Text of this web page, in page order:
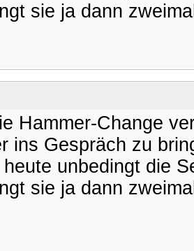
sie ja dann
Hammer-Change
ins Gespräch zu
unbedingt die
sie ja dann